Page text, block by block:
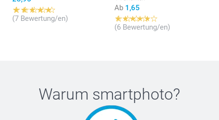
(7 Bewertung/en)
Ab 1,65
(6 Bewertung/en)
Warum smartphoto?